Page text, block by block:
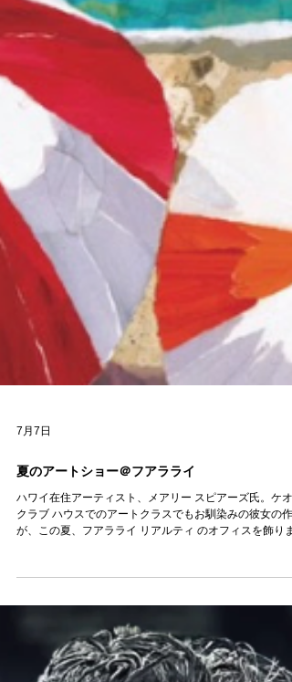
7月7日
夏のアートショー＠フアラライ
が、この夏、フアラライ リアルティ のオフィスを飾りま
やかな色彩と活気に溢れています。 ぜひ同アーティスト
「サマーコレクション」をご鑑賞いただき、フアラライ
ミュニティの多くの方々にインスピレーションを与えて
た彼女の創造性に触れてみてください。 展示会出展作品